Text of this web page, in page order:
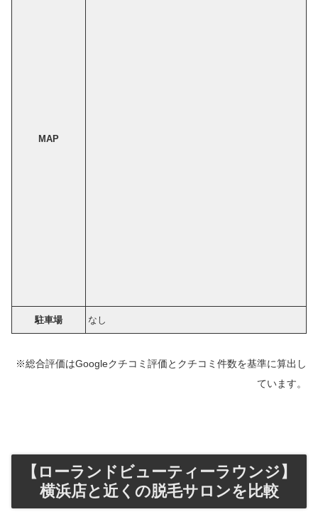
MAP
駐車場 なし
※総合評価はGoogleクチコミ評価とクチコミ件数を基準に算出し
ています。
【ローランドビューティーラウンジ】
横浜店と近くの脱毛サロンを比較